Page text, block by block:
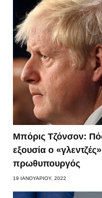
Μπόρις Τζόνσον:
εξουσία ο
πρωθυπουργός
19 ΙΑΝΟΥΑΡΊΟΥ, 2022